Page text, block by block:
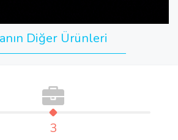
Diğer Ürünleri
3